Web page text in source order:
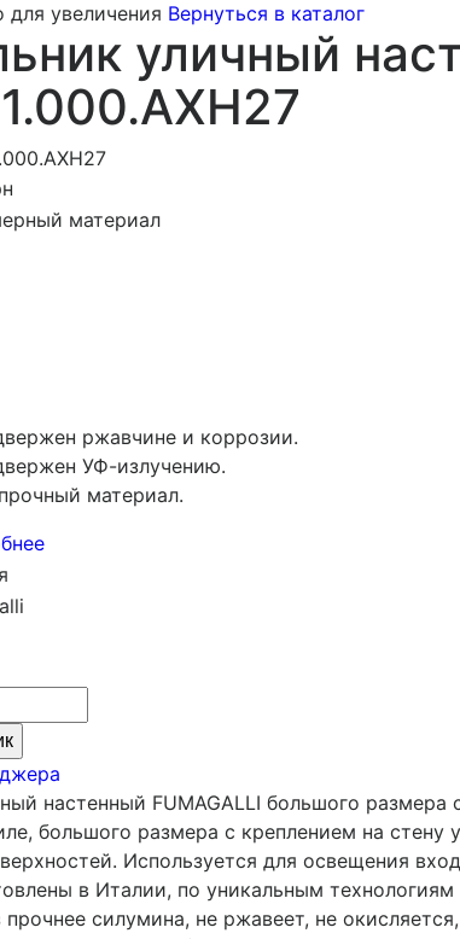
для увеличения Вернуться в каталог
уличный
материал
ржавчине и коррозии.
УФ-излучению.
материал.
настенный FUMAGALLI большого
большого размера с креплением на стену
Используется для освещения
в Италии, по уникальным
силумина, не ржавеет, не